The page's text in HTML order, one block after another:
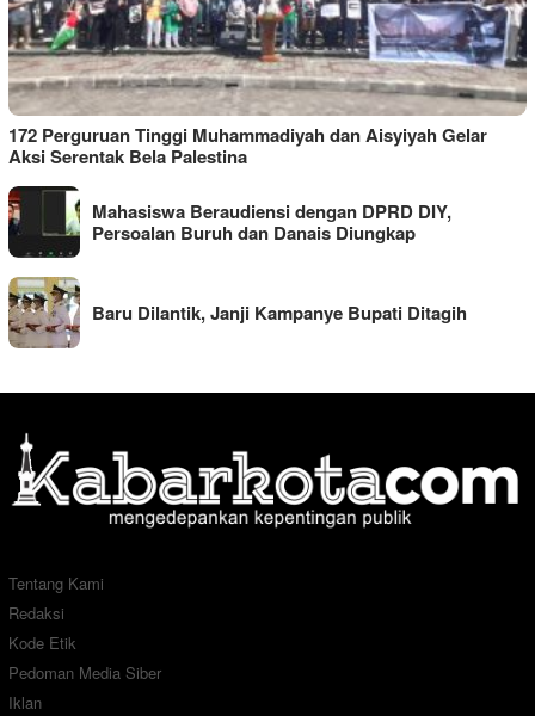
172 Perguruan Tinggi Muhammadiyah dan Aisyiyah Gelar
Aksi Serentak Bela Palestina
Mahasiswa Beraudiensi dengan DPRD DIY,
Persoalan Buruh dan Danais Diungkap
Baru Dilantik, Janji Kampanye Bupati Ditagih
Tentang Kami
Redaksi
Kode Etik
Pedoman Media Siber
Iklan